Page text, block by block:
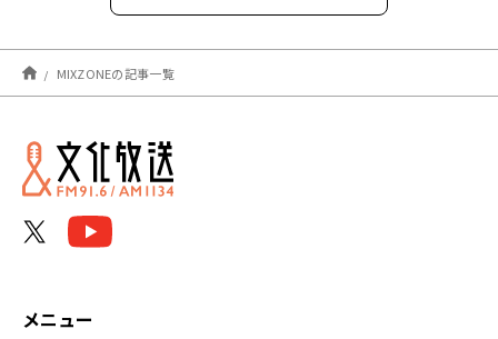
2021年09月
2021年08月
2021年07月
MIXZONEの記事一覧
メニュー